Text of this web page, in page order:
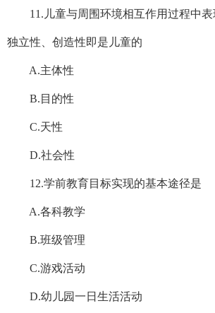
11.儿童与周围环境相互作用过程中表
独立性、创造性即是儿童的
A.主体性
B.目的性
C.天性
D.社会性
12.学前教育目标实现的基本途径是
A.各科教学
B.班级管理
C.游戏活动
D.幼儿园一日生活活动